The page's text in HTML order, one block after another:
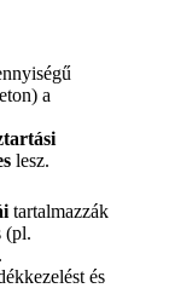
a
lesz.
tartalmazzák
(pl.
és